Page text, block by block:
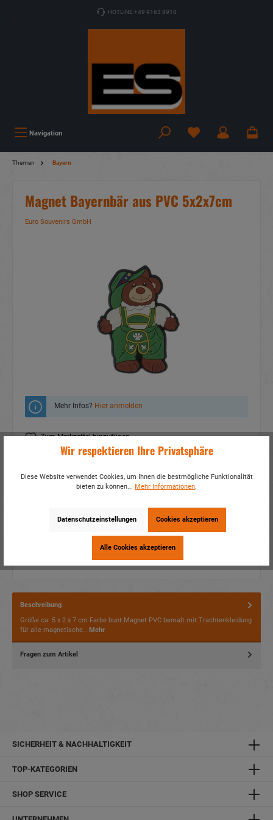
HOTLINE +49 9163 8910
Navigation
Themen Bayern
Magnet Bayernbär aus PVC 5x2x7cm
Euro Souvenirs GmbH
Mehr Infos? Hier anmelden
Zum Merkzettel hinzufügen
15438
Beschreibung
Größe ca. 5 x 2 x 7 cm Farbe bunt Magnet PVC bemalt mit Trachtenkleidung
für alle magnetische… Mehr
Fragen zum Artikel
SICHERHEIT & NACHHALTIGKEIT
TOP-KATEGORIEN
SHOP SERVICE
Wir respektieren Ihre Privatsphäre
Diese Website verwendet Cookies, um Ihnen die bestmögliche Funktionalität
bieten zu können... Mehr Informationen.
Datenschutzeinstellungen Cookies akzeptieren
Alle Cookies akzeptieren